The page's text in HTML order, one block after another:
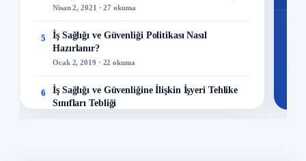
Sözleşme
Nisan 2, 2021 · 27 okuma
5
İş Sağlığı ve Güvenliği Politikası Nasıl
Hazırlanır?
Ocak 2, 2019 · 22 okuma
6
İş Sağlığı ve Güvenliğine İlişkin İşyeri Tehlike
Sınıfları Tebliği